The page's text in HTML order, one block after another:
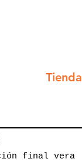
Tienda
final vera